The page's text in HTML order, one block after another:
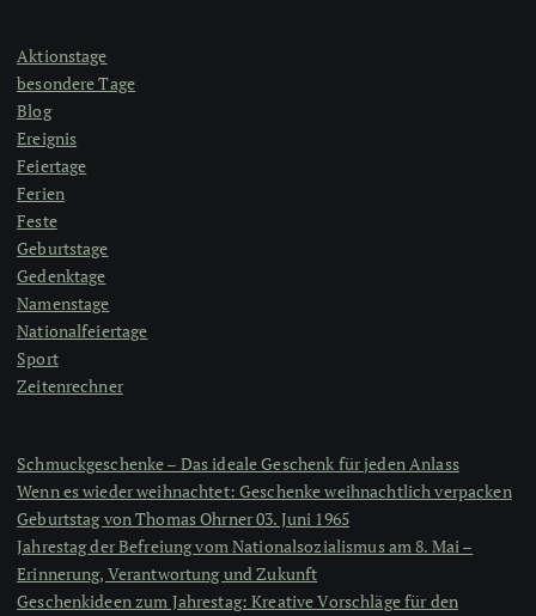
Aktionstage
besondere Tage
Blog
Ereignis
Feiertage
Ferien
Feste
Geburtstage
Gedenktage
Namenstage
Nationalfeiertage
Sport
Zeitenrechner
Schmuckgeschenke – Das ideale Geschenk für jeden Anlass
Wenn es wieder weihnachtet: Geschenke weihnachtlich verpacken
Geburtstag von Thomas Ohrner 03. Juni 1965
Jahrestag der Befreiung vom Nationalsozialismus am 8. Mai –
Erinnerung, Verantwortung und Zukunft
Geschenkideen zum Jahrestag: Kreative Vorschläge für den